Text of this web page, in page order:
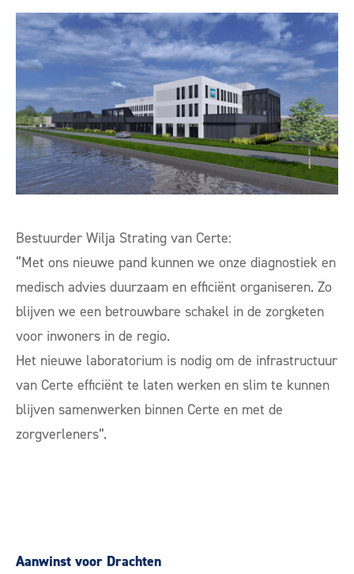
Bestuurder Wilja Strating van Certe:
“Met ons nieuwe pand kunnen we onze diagnostiek en
medisch advies duurzaam en efficiënt organiseren. Zo
blijven we een betrouwbare schakel in de zorgketen
voor inwoners in de regio.
Het nieuwe laboratorium is nodig om de infrastructuur
van Certe efficiënt te laten werken en slim te kunnen
blijven samenwerken binnen Certe en met de
zorgverleners”.
Aanwinst voor Drachten